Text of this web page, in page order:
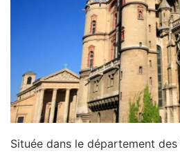
Située dans le département